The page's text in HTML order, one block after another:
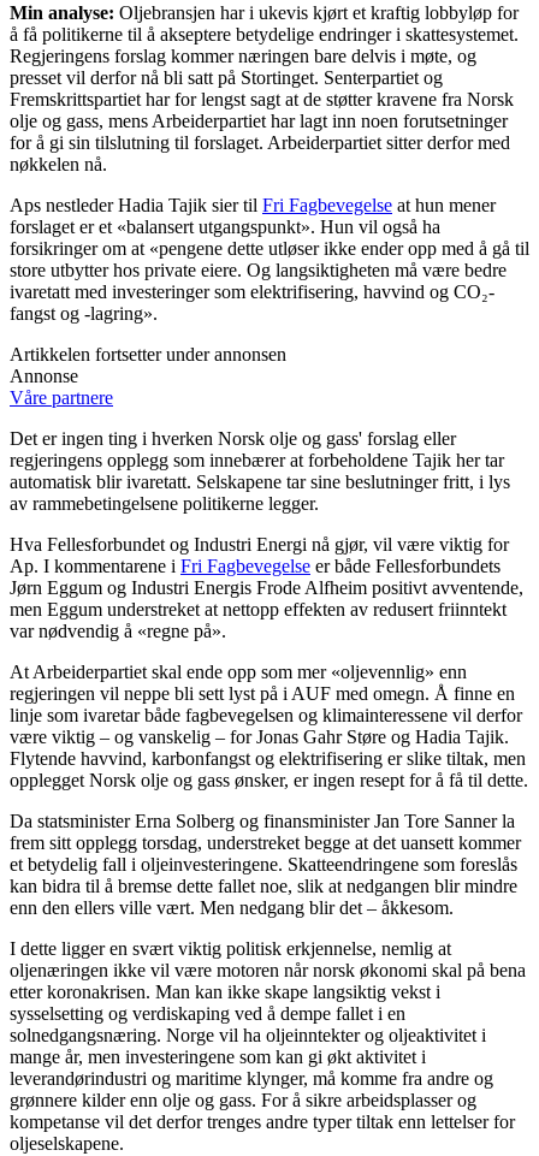
Min analyse: Oljebransjen har i ukevis kjørt et kraftig lobbyløp for
å få politikerne til å akseptere betydelige endringer i skattesystemet.
Regjeringens forslag kommer næringen bare delvis i møte, og
presset vil derfor nå bli satt på Stortinget. Senterpartiet og
Fremskrittspartiet har for lengst sagt at de støtter kravene fra Norsk
olje og gass, mens Arbeiderpartiet har lagt inn noen forutsetninger
for å gi sin tilslutning til forslaget. Arbeiderpartiet sitter derfor med
nøkkelen nå.
Aps nestleder Hadia Tajik sier til Fri Fagbevegelse at hun mener
forslaget er et «balansert utgangspunkt». Hun vil også ha
forsikringer om at «pengene dette utløser ikke ender opp med å gå til
store utbytter hos private eiere. Og langsiktigheten må være bedre
ivaretatt med investeringer som elektrifisering, havvind og CO₂-
fangst og -lagring».
Artikkelen fortsetter under annonsen
Annonse
Våre partnere
Det er ingen ting i hverken Norsk olje og gass' forslag eller
regjeringens opplegg som innebærer at forbeholdene Tajik her tar
automatisk blir ivaretatt. Selskapene tar sine beslutninger fritt, i lys
av rammebetingelsene politikerne legger.
Hva Fellesforbundet og Industri Energi nå gjør, vil være viktig for
Ap. I kommentarene i Fri Fagbevegelse er både Fellesforbundets
Jørn Eggum og Industri Energis Frode Alfheim positivt avventende,
men Eggum understreket at nettopp effekten av redusert friinntekt
var nødvendig å «regne på».
At Arbeiderpartiet skal ende opp som mer «oljevennlig» enn
regjeringen vil neppe bli sett lyst på i AUF med omegn. Å finne en
linje som ivaretar både fagbevegelsen og klimainteressene vil derfor
være viktig – og vanskelig – for Jonas Gahr Støre og Hadia Tajik.
Flytende havvind, karbonfangst og elektrifisering er slike tiltak, men
opplegget Norsk olje og gass ønsker, er ingen resept for å få til dette.
Da statsminister Erna Solberg og finansminister Jan Tore Sanner la
frem sitt opplegg torsdag, understreket begge at det uansett kommer
et betydelig fall i oljeinvesteringene. Skatteendringene som foreslås
kan bidra til å bremse dette fallet noe, slik at nedgangen blir mindre
enn den ellers ville vært. Men nedgang blir det – åkkesom.
I dette ligger en svært viktig politisk erkjennelse, nemlig at
oljenæringen ikke vil være motoren når norsk økonomi skal på bena
etter koronakrisen. Man kan ikke skape langsiktig vekst i
sysselsetting og verdiskaping ved å dempe fallet i en
solnedgangsnæring. Norge vil ha oljeinntekter og oljeaktivitet i
mange år, men investeringene som kan gi økt aktivitet i
leverandørindustri og maritime klynger, må komme fra andre og
grønnere kilder enn olje og gass. For å sikre arbeidsplasser og
kompetanse vil det derfor trenges andre typer tiltak enn lettelser for
oljeselskapene.